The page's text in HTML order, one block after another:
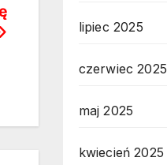
lipiec 2025
czerwiec 2025
maj 2025
kwiecień 2025